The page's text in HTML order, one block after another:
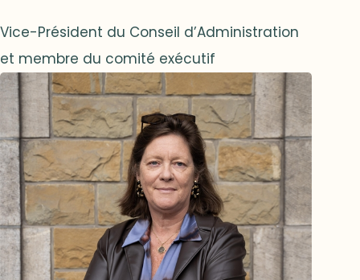
Vice-Président du Conseil d’Administration
et membre du comité exécutif